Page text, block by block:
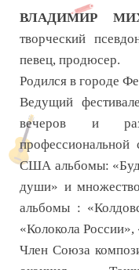
ВЛАДИМИР
творческий
певец, продюсер.
Родился в городе
Ведущий
вечеров и
США альбомы:
души» и
альбомы :
«Колокола
Член Союза